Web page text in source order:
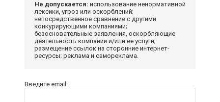
Не допускается: использование ненормативной
лексики, угроз или оскорблений;
непосредственное сравнение с другими
конкурирующими компаниями;
безосновательные заявления, оскорбляющие
деятельность компании и/или ее услуги;
размещение ссылок на сторонние интернет-
ресурсы; реклама и самореклама.
Введите email: